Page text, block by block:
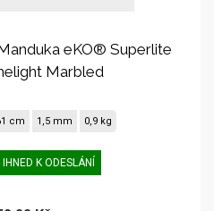
eKO® Superlite
Marbled
cm 1,5 mm 0,9 kg
K ODESLÁNÍ